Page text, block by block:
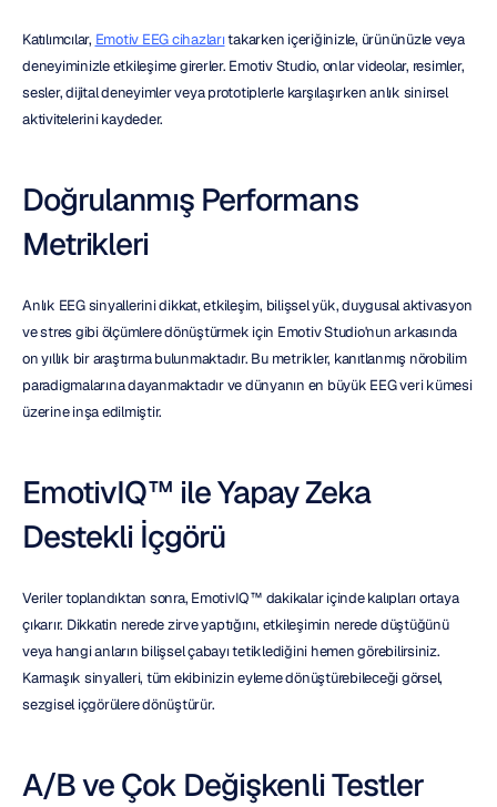
Katılımcılar, Emotiv EEG cihazları takarken içeriğinizle, ürününüzle veya
deneyiminizle etkileşime girerler. Emotiv Studio, onlar videolar, resimler,
sesler, dijital deneyimler veya prototiplerle karşılaşırken anlık sinirsel
aktivitelerini kaydeder.
Doğrulanmış Performans
Metrikleri
Anlık EEG sinyallerini dikkat, etkileşim, bilişsel yük, duygusal aktivasyon
ve stres gibi ölçümlere dönüştürmek için Emotiv Studio'nun arkasında
on yıllık bir araştırma bulunmaktadır. Bu metrikler, kanıtlanmış nörobilim
paradigmalarına dayanmaktadır ve dünyanın en büyük EEG veri kümesi
üzerine inşa edilmiştir.
EmotivIQ™ ile Yapay Zeka
Destekli İçgörü
Veriler toplandıktan sonra, EmotivIQ™ dakikalar içinde kalıpları ortaya
çıkarır. Dikkatin nerede zirve yaptığını, etkileşimin nerede düştüğünü
veya hangi anların bilişsel çabayı tetiklediğini hemen görebilirsiniz.
Karmaşık sinyalleri, tüm ekibinizin eyleme dönüştürebileceği görsel,
sezgisel içgörülere dönüştürür.
A/B ve Çok Değişkenli Testler